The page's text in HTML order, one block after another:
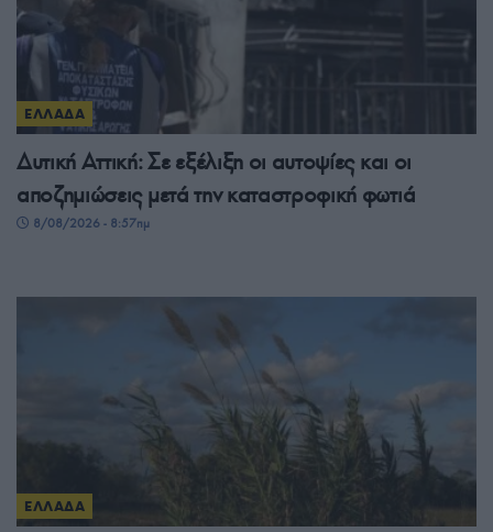
ΕΛΛΑΔΑ
Δυτική Αττική: Σε εξέλιξη οι αυτοψίες και οι
αποζημιώσεις μετά την καταστροφική φωτιά
8/08/2026 - 8:57πμ
ΕΛΛΑΔΑ